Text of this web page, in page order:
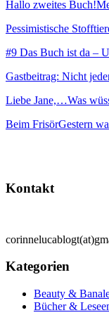
Hallo zweites Buch!
Pessimistische
#9 Das Buch ist da –
Gastbeitrag: Nicht
Liebe Jane,…Was
Beim FrisörGestern
Kontakt
Kategorien
Beauty &
Bücher &